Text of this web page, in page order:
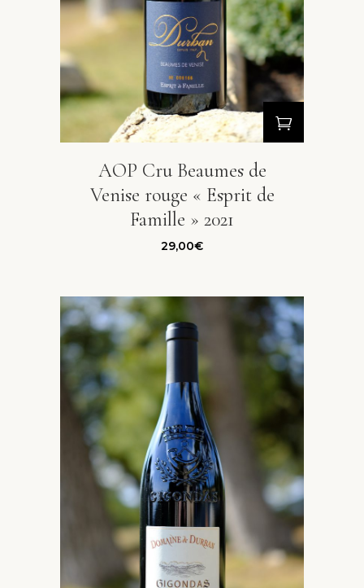
AOP Cru Beaumes de
Venise rouge « Esprit de
Famille » 2021
29,00€